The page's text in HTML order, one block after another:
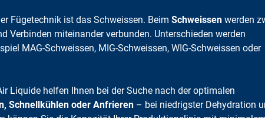
Fügetechnik ist das Schweissen. Beim Schweissen werden
Verbinden miteinander verbunden. Unterschieden werden
MAG-Schweissen, MIG-Schweissen, WIG-Schweissen oder
Liquide helfen Ihnen bei der Suche nach der optimalen
Schnellkühlen oder Anfrieren – bei niedrigster Dehydration